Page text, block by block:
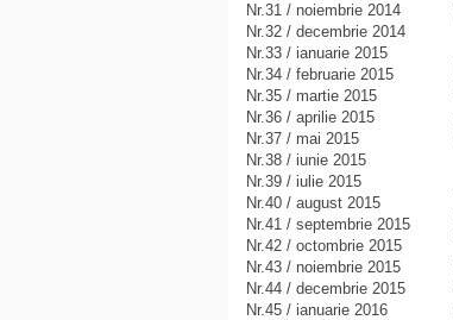
Nr.31 / noiembrie 2014
Nr.32 / decembrie 2014
Nr.33 / ianuarie 2015
Nr.34 / februarie 2015
Nr.35 / martie 2015
Nr.36 / aprilie 2015
Nr.37 / mai 2015
Nr.38 / iunie 2015
Nr.39 / iulie 2015
Nr.40 / august 2015
Nr.41 / septembrie 2015
Nr.42 / octombrie 2015
Nr.43 / noiembrie 2015
Nr.44 / decembrie 2015
Nr.45 / ianuarie 2016